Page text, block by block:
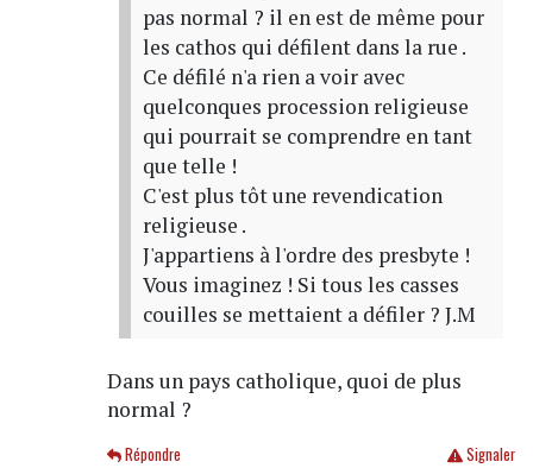
pas normal ? il en est de même pour
les cathos qui défilent dans la rue .
Ce défilé n'a rien a voir avec
quelconques procession religieuse
qui pourrait se comprendre en tant
que telle !
C'est plus tôt une revendication
religieuse .
J'appartiens à l'ordre des presbyte !
Vous imaginez ! Si tous les casses
couilles se mettaient a défiler ? J.M
Dans un pays catholique, quoi de plus
normal ?
Signaler
Répondre